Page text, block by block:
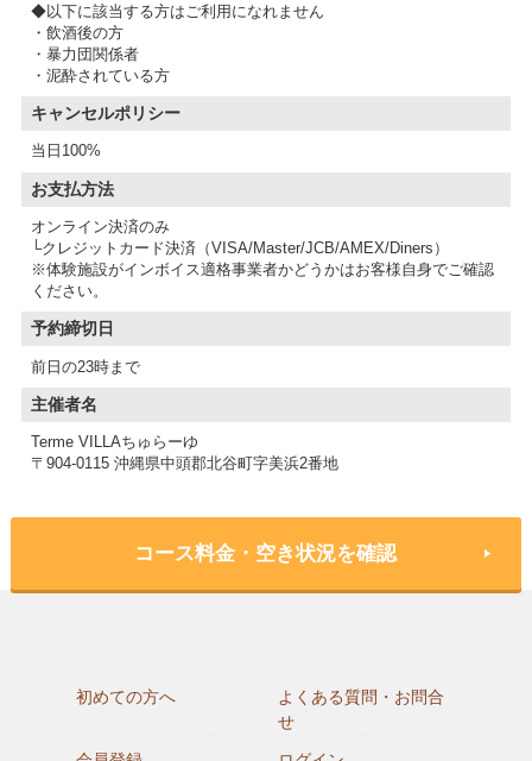
◆以下に該当する方はご利用になれません
・飲酒後の方
・暴力団関係者
・泥酔されている方
キャンセルポリシー
当日100%
お支払方法
オンライン決済のみ
└クレジットカード決済（VISA/Master/JCB/AMEX/Diners）
※体験施設がインボイス適格事業者かどうかはお客様自身でご確認
予約締切日
前日の23時まで
主催者名
Terme VILLAちゅらーゆ
〒904-0115 沖縄県中頭郡北谷町字美浜2番地
コース料金・空き状況を確認
初めての方へ
よくある質問・お問合
せ